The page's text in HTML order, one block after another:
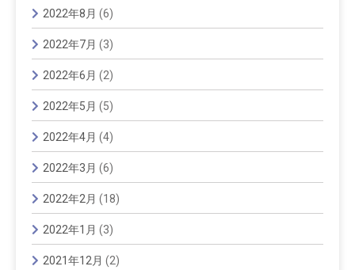
2022年8月 (6)
2022年7月 (3)
2022年6月 (2)
2022年5月 (5)
2022年4月 (4)
2022年3月 (6)
2022年2月 (18)
2022年1月 (3)
2021年12月 (2)